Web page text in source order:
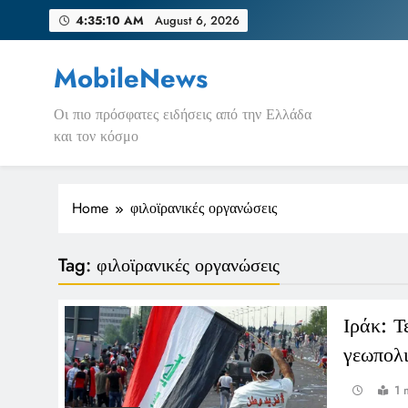
4:35:10 AM August 6, 2026
MobileNews
Οι πιο πρόσφατες ειδήσεις από την Ελλάδα
και τον κόσμο
Home φιλοϊρανικές οργανώσεις
Tag: φιλοϊρανικές οργανώσεις
Ιράκ:
1